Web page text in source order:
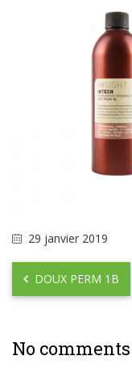
29 janvier 2019
DOUX PERM 1B
No